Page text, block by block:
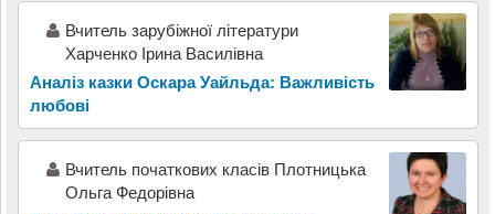
Вчитель зарубіжної літератури
Харченко Ірина Василівна
Аналіз казки Оскара Уайльда: Важливість
любові
Вчитель початкових класів Плотницька
Ольга Федорівна